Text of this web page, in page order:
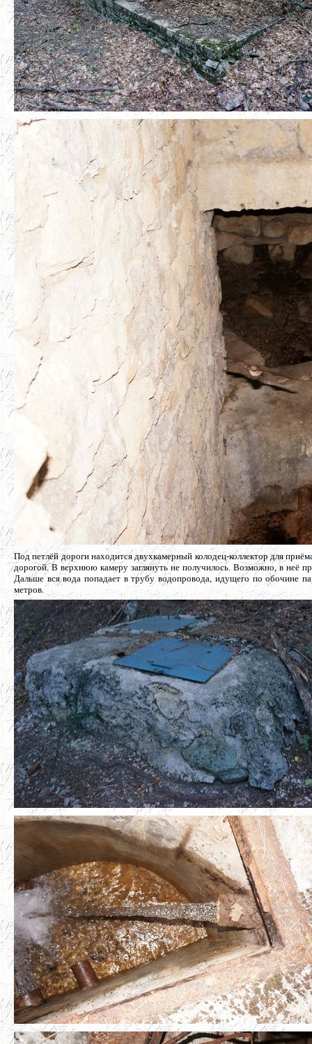
Под петлёй дороги находится двухкамерный колодец-коллектор для
дорогой. В верхнюю камеру заглянуть не получилось. Возможно, в неё
Дальше вся вода попадает в трубу водопровода, идущего по обочине
метров.